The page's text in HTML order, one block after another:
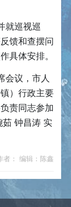
就巡视巡
馈和查摆问
具体安排。
会议，市人
）行政主要
责同志参加
钟昌涛 实
者： 编辑：陈鑫